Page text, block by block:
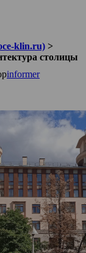
klin.ru) >
столицы
informer